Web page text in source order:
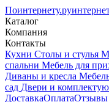
Поинтернету.ру
Каталог
Компания
Контакты
Кухни Столы и стулья
спальни Мебель для
Диваны и кресла
сад Двери и
ДоставкаОплатаОтзывы